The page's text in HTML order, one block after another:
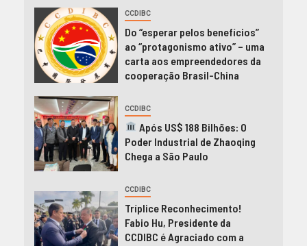
CCDIBC
Do “esperar pelos benefícios”
ao “protagonismo ativo” – uma
carta aos empreendedores da
cooperação Brasil-China
CCDIBC
Após US$ 188 Bilhões: O
Poder Industrial de Zhaoqing
Chega a São Paulo
CCDIBC
Tríplice Reconhecimento!
Fabio Hu, Presidente da
CCDIBC é Agraciado com a